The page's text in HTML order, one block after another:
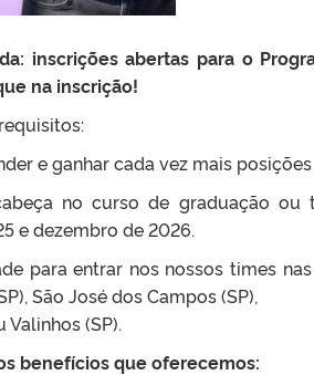
inscrições abertas para o
na inscrição!
e ganhar cada vez mais
no curso de graduação ou
e dezembro de 2026.
para entrar nos nossos times
São José dos Campos (SP),
Valinhos (SP).
benefícios que oferecemos: